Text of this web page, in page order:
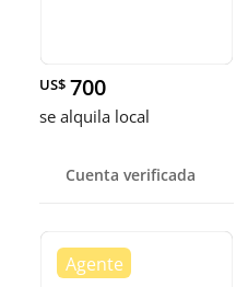
US$ 700
se alquila local
Cuenta verificada